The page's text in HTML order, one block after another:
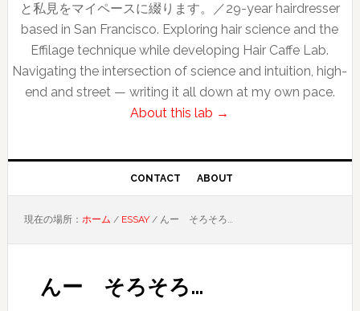
と私見をマイペースに綴ります。／29-year hairdresser
based in San Francisco. Exploring hair science and the
Effilage technique while developing Hair Caffe Lab.
Navigating the intersection of science and intuition, high-
end and street — writing it all down at my own pace.
About this lab →
CONTACT ABOUT
現在の場所： ホーム / ESSAY /んー そろそろ…
んー そろそろ…